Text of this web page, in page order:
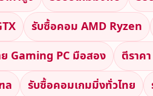
รับซื้อคอม AMD Ryzen
Gaming PC มือสอง
ตีราค
ล รับซื้อคอมเกมมิ่งทั่วไทย